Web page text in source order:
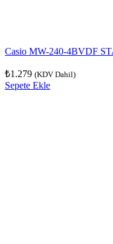
Casio MW-240-4BVDF
₺1.279 (KDV Dahil)
Sepete Ekle